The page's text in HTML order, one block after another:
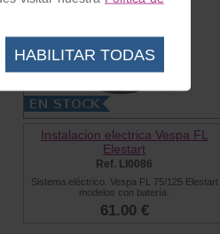
Instalacion electrica Vespa FL
Elestart
Ref. LI0086
Sistema eléctrico. Vespa FL 75/125 Elestart
modelos con batería.
61.00 €
HABILITAR TODAS